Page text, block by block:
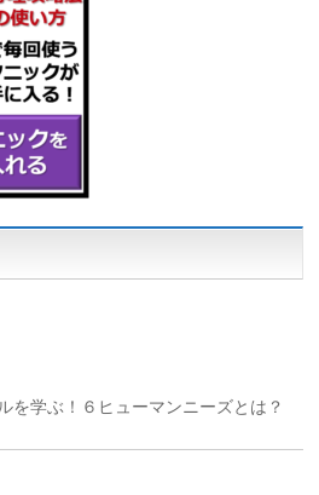
を学ぶ！６ヒューマンニーズとは？